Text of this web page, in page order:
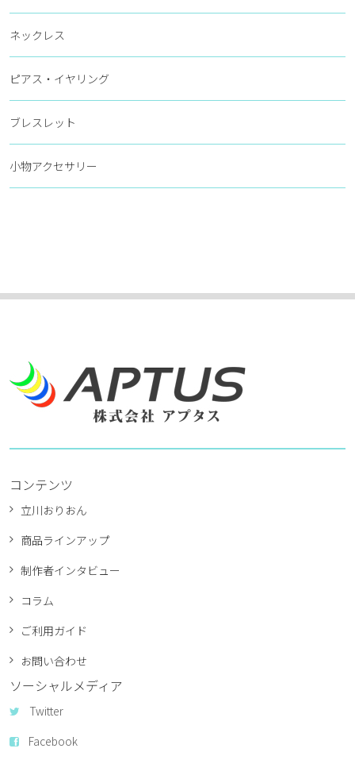
ネックレス
ピアス・イヤリング
ブレスレット
小物アクセサリー
コンテンツ
立川おりおん
商品ラインアップ
制作者インタビュー
コラム
ご利用ガイド
お問い合わせ
ソーシャルメディア
Twitter
Facebook